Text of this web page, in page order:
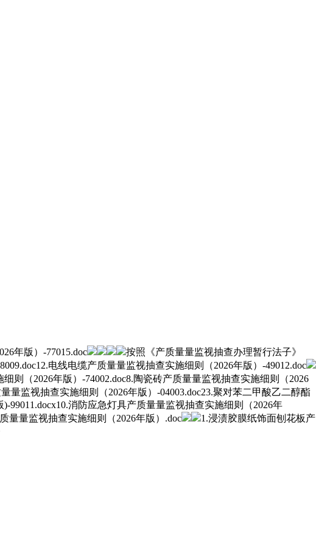
年版）-77015.doc
按照《产质量量监视抽查办理暂行法子》
电线电缆产质量量监视抽查实施细则（2026年版）-49012.doc
则（2026年版）-74002.doc8.陶瓷砖产质量量监视抽查实施细则（2026
量监视抽查实施细则（2026年版）-04003.doc23.聚对苯二甲酸乙二醇酯
99011.docx10.消防应急灯具产质量量监视抽查实施细则（2026年
量量监视抽查实施细则（2026年版）.doc
1.浸渍胶膜纸饰面刨花板产